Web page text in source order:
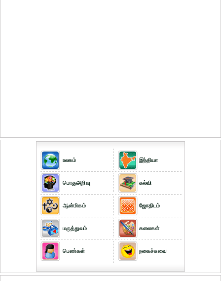
உலகம்
பொதுஅறிவு
ஆன்மிகம்
மருத்துவம்
பெண்கள்
இந்தியா
கல்வி
ஜோதிடம்
கலைகள்
நகைச்சுவை